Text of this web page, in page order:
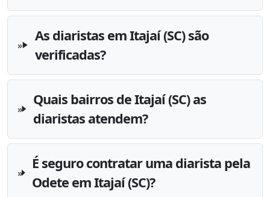
As diaristas em Itajaí (SC) são
verificadas?
Quais bairros de Itajaí (SC) as
diaristas atendem?
É seguro contratar uma diarista pela
Odete em Itajaí (SC)?